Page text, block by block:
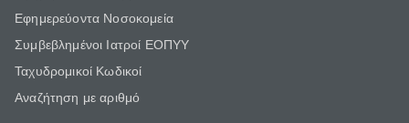
Εφημερεύοντα Νοσοκομεία
Συμβεβλημένοι Ιατροί ΕΟΠΥΥ
Ταχυδρομικοί Κωδικοί
Αναζήτηση με αριθμό